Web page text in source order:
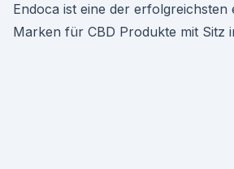
Endoca ist eine der erfolgreichsten
Marken für CBD Produkte mit Sitz